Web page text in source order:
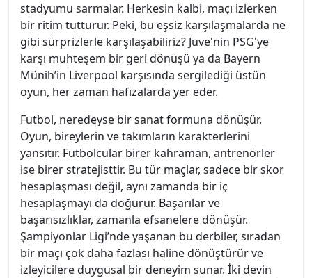
stadyumu sarmalar. Herkesin kalbi, maçı izlerken
bir ritim tutturur. Peki, bu eşsiz karşılaşmalarda ne
gibi sürprizlerle karşılaşabiliriz? Juve'nin PSG'ye
karşı muhteşem bir geri dönüşü ya da Bayern
Münih’in Liverpool karşısında sergilediği üstün
oyun, her zaman hafızalarda yer eder.
Futbol, neredeyse bir sanat formuna dönüşür.
Oyun, bireylerin ve takımların karakterlerini
yansıtır. Futbolcular birer kahraman, antrenörler
ise birer stratejisttir. Bu tür maçlar, sadece bir skor
hesaplaşması değil, aynı zamanda bir iç
hesaplaşmayı da doğurur. Başarılar ve
başarısızlıklar, zamanla efsanelere dönüşür.
Şampiyonlar Ligi’nde yaşanan bu derbiler, sıradan
bir maçı çok daha fazlası haline dönüştürür ve
izleyicilere duygusal bir deneyim sunar. İki devin